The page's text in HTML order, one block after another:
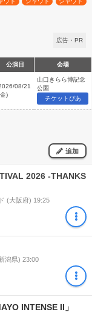
広告・PR
公演日 会場
08/21
)
山口きらら博記念
公園
チケットぴあ
追加
2026 -THANKS
(大阪府) 19:25
潟県) 23:00
INTENSE II」